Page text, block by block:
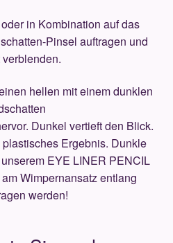
in Kombination auf das
Pinsel auftragen und
hellen mit einem dunklen
Dunkel vertieft den Blick.
Ergebnis. Dunkle
EYE LINER PENCIL
Wimpernansatz entlang
werden!